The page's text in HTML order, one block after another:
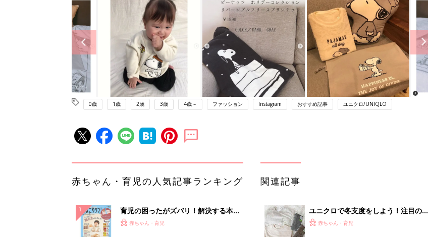
0歳 1歳 2歳 3歳 4歳～ ファッション Instagram おすすめ記事 ユニクロ/UNIQLO
赤ちゃん・育児の人気記事ランキング
育児の困ったがズバリ！解決する本
『ひよこクラブ 秋号』 4カ月～2才
赤ちゃん・育児
関連記事
ユニクロで冬支度をしよう！注目の人
気アイテム5選！
赤ちゃん・育児